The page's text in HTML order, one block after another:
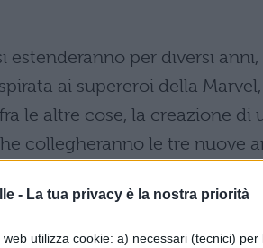
- La tua privacy è la nostra priorità
utilizza cookie: a) necessari (tecnici)
estenderanno per diversi
ai supereroi della
le altre cose, la creazione di
collegheranno le tre nuove
all’interno degli Walt
uno degli sviluppi più